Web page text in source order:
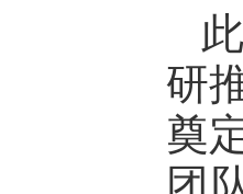
研
奠